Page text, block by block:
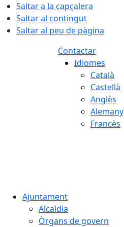
Saltar a la capçalera
Saltar al contingut
Saltar al peu de pàgina
Contactar
Idiomes
Català
Castellà
Anglès
Alemany
Francès
Ajuntament
Alcaldia
Òrgans de govern